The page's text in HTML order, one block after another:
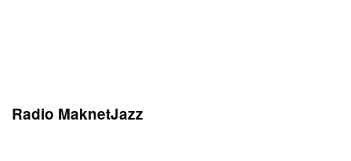
Radio MaknetJazz